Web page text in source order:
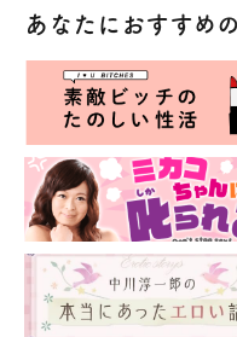
あなたにおすすめ